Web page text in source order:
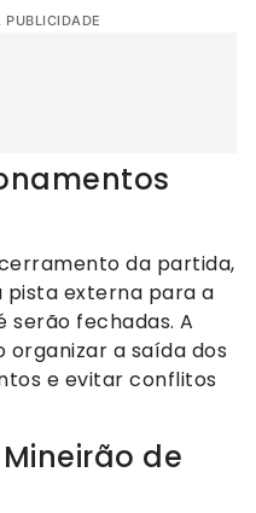
da partida,
pista externa para a
serão fechadas. A
a saída dos
e evitar conflitos
de